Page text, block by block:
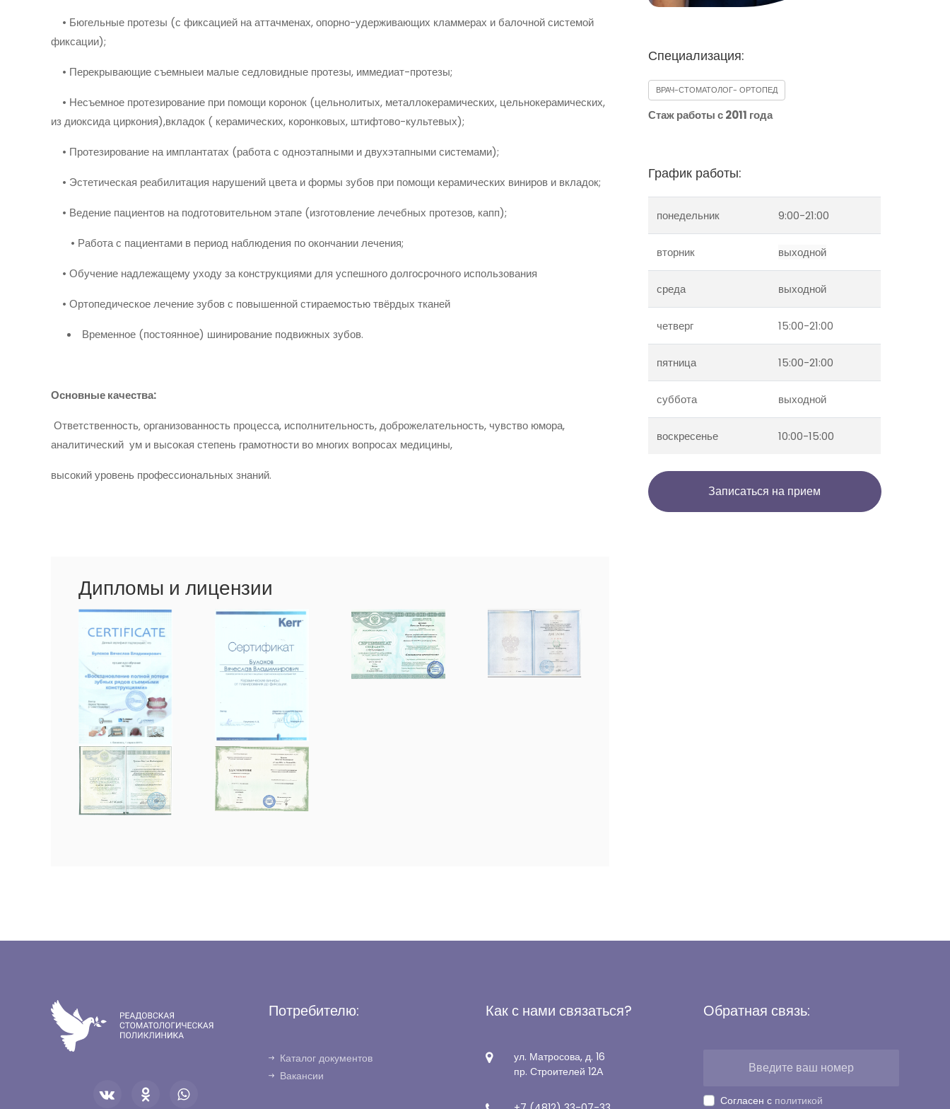
• Бюгельные протезы (с фиксацией на аттачменах, опорно-удерживающих кламмерах и балочной системой
фиксации);
• Перекрывающие съемныеи малые седловидные протезы, иммедиат-протезы;
• Несъемное протезирование при помощи коронок (цельнолитых, металлокерамических, цельнокерамических,
из диоксида циркония),вкладок ( керамических, коронковых, штифтово-культевых);
• Протезирование на имплантатах (работа с одноэтапными и двухэтапными системами);
• Эстетическая реабилитация нарушений цвета и формы зубов при помощи керамических виниров и вкладок;
• Ведение пациентов на подготовительном этапе (изготовление лечебных протезов, капп);
• Работа с пациентами в период наблюдения по окончании лечения;
• Обучение надлежащему уходу за конструкциями для успешного долгосрочного использования
• Ортопедическое лечение зубов с повышенной стираемостью твёрдых тканей
Временное (постоянное) шинирование подвижных зубов.
Основные качества:
Ответственность‚ организованность процесса, исполнительность, доброжелательность, чувство юмора,
аналитический ум и высокая степень грамотности во многих вопросах медицины,
высокий уровень профессиональных знаний.
Дипломы и лицензии
Специализация:
ВРАЧ-СТОМАТОЛОГ- ОРТОПЕД
Стаж работы с 2011 года
График работы:
понедельник 9:00-21:00
вторник выходной
среда выходной
четверг 15:00-21:00
пятница 15:00-21:00
суббота выходной
воскресенье 10:00-15:00
Записаться на прием
Потребителю:
Каталог документов
Вакансии
Как с нами связаться?
ул. Матросова, д. 16
пр. Строителей 12А
Обратная связь:
Согласен с политикой